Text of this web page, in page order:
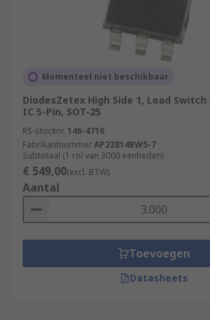
Momenteel niet beschikbaar
DiodesZetex High Side 1, Load
IC 5-Pin, SOT-25
RS-stocknr. 146-4710
FabrikantnummerAP22814BW5-7
Subtotaal (1 rol van 3000 eenheden)
€ 549,00(excl. BTW)
Aantal
Toevoegen
Datasheets